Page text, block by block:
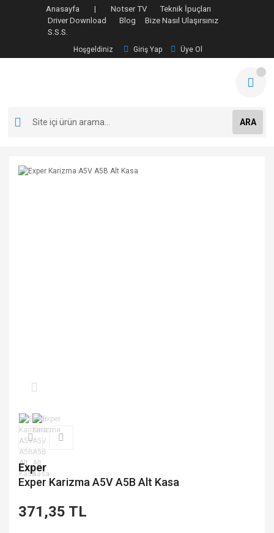
Anasayfa | Notser TV
Teknik İpuçları
Driver Download
Blog
Bize Nasıl Ulaşırsınız
S.S.S.
Hoşgeldiniz Giriş Yap Üye Ol
ARA
Exper
Exper Karizma A5V A5B Alt Kasa
371,35 TL